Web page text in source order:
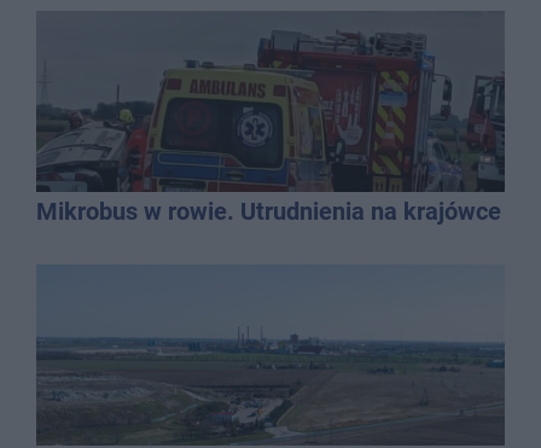
Mikrobus w rowie. Utrudnienia na krajówce